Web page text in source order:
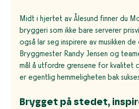
Midt i hjertet av Ålesund finner du
bryggeri som ikke bare serverer
også lar seg inspirere av musikken de
Bryggmester Randy Jensen og
mål å utfordre grensene for kvalitet
er egentlig hemmeligheten bak
Brygget på stedet,